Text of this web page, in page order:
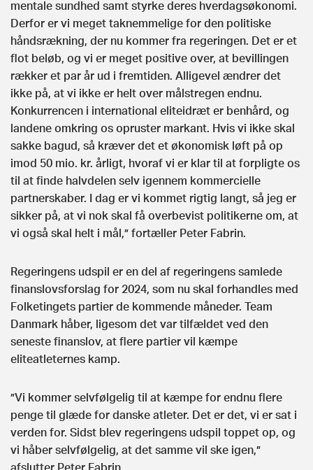
mentale sundhed samt styrke deres hverdagsøkonomi.
Derfor er vi meget taknemmelige for den politiske
håndsrækning, der nu kommer fra regeringen. Det er et
flot beløb, og vi er meget positive over, at bevillingen
rækker et par år ud i fremtiden. Alligevel ændrer det
ikke på, at vi ikke er helt over målstregen endnu.
Konkurrencen i international eliteidræt er benhård, og
landene omkring os opruster markant. Hvis vi ikke skal
sakke bagud, så kræver det et økonomisk løft på op
imod 50 mio. kr. årligt, hvoraf vi er klar til at forpligte os
til at finde halvdelen selv igennem kommercielle
partnerskaber. I dag er vi kommet rigtig langt, så jeg er
sikker på, at vi nok skal få overbevist politikerne om, at
vi også skal helt i mål,” fortæller Peter Fabrin.
Regeringens udspil er en del af regeringens samlede
finanslovsforslag for 2024, som nu skal forhandles med
Folketingets partier de kommende måneder. Team
Danmark håber, ligesom det var tilfældet ved den
seneste finanslov, at flere partier vil kæmpe
eliteatleternes kamp.
”Vi kommer selvfølgelig til at kæmpe for endnu flere
penge til glæde for danske atleter. Det er det, vi er sat i
verden for. Sidst blev regeringens udspil toppet op, og
vi håber selvfølgelig, at det samme vil ske igen,”
afslutter Peter Fabrin.